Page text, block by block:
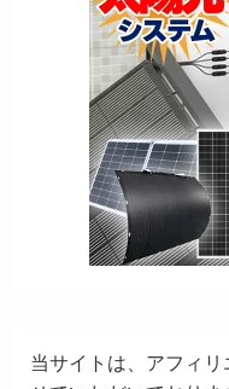
当サイトは、アフィ